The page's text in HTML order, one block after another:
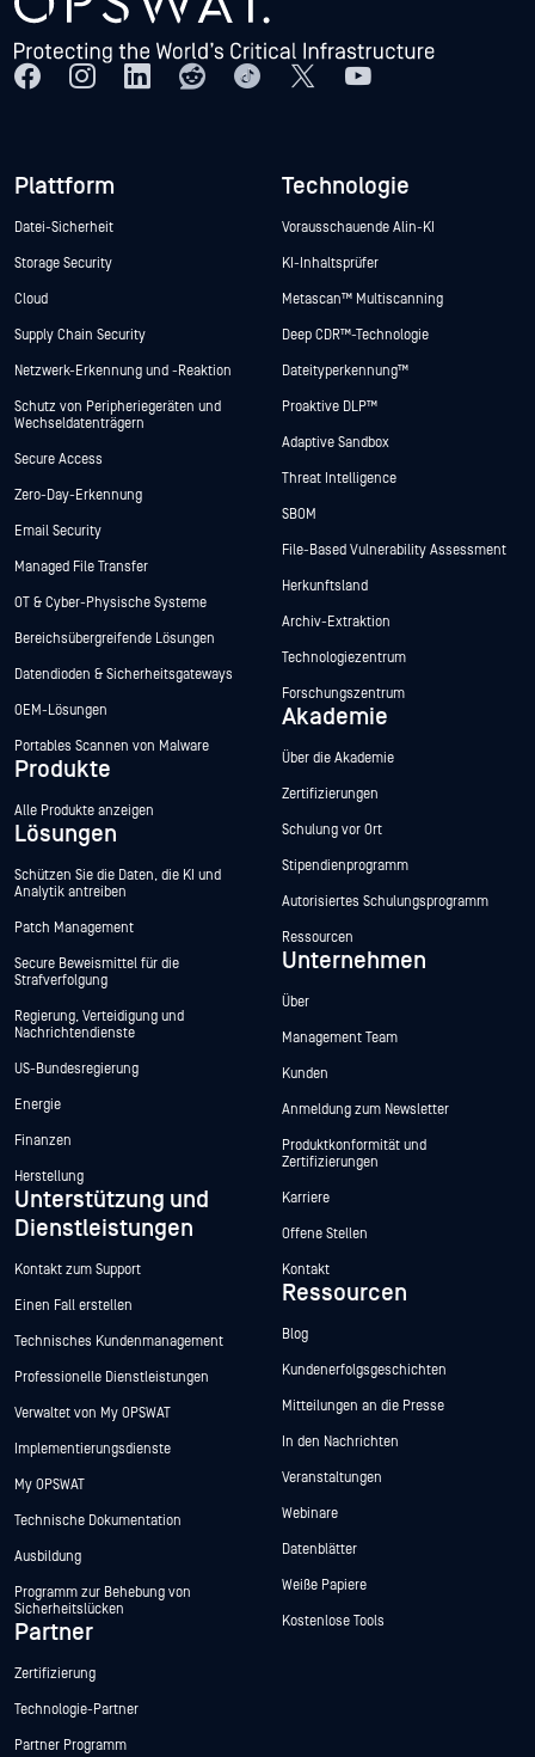
Plattform
Datei-Sicherheit
Storage Security
Cloud
Supply Chain Security
Netzwerk-Erkennung und -Reaktion
Schutz von Peripheriegeräten und
Wechseldatenträgern
Secure Access
Zero-Day-Erkennung
Email Security
Managed File Transfer
OT & Cyber-Physische Systeme
Bereichsübergreifende Lösungen
Datendioden & Sicherheitsgateways
OEM-Lösungen
Portables Scannen von Malware
Produkte
Alle Produkte anzeigen
Lösungen
Schützen Sie die Daten, die KI und
Analytik antreiben
Patch Management
Secure Beweismittel für die
Strafverfolgung
Regierung, Verteidigung und
Nachrichtendienste
US-Bundesregierung
Energie
Finanzen
Herstellung
Unterstützung und
Dienstleistungen
Kontakt zum Support
Einen Fall erstellen
Technisches Kundenmanagement
Professionelle Dienstleistungen
Verwaltet von My OPSWAT
Implementierungsdienste
My OPSWAT
Technische Dokumentation
Ausbildung
Programm zur Behebung von
Sicherheitslücken
Partner
Zertifizierung
Technologie-Partner
Partner Programm
Technologie
Vorausschauende Alin-KI
KI-Inhaltsprüfer
Metascan™ Multiscanning
Deep CDR™-Technologie
Dateityperkennung™
Proaktive DLP™
Adaptive Sandbox
Threat Intelligence
SBOM
File-Based Vulnerability Assessment
Herkunftsland
Archiv-Extraktion
Technologiezentrum
Forschungszentrum
Akademie
Über die Akademie
Zertifizierungen
Schulung vor Ort
Stipendienprogramm
Autorisiertes Schulungsprogramm
Ressourcen
Unternehmen
Über
Management Team
Kunden
Anmeldung zum Newsletter
Produktkonformität und
Zertifizierungen
Karriere
Offene Stellen
Kontakt
Ressourcen
Blog
Kundenerfolgsgeschichten
Mitteilungen an die Presse
In den Nachrichten
Veranstaltungen
Webinare
Datenblätter
Weiße Papiere
Kostenlose Tools
How can I help you secure what's critical